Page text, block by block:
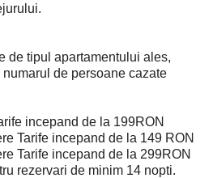
de tipul apartamentului ales,
de persoane cazate
incepand de la 199RON
Tarife incepand de la 149 RON
Tarife incepand de la 299RON
rezervari de minim 14 nopti.